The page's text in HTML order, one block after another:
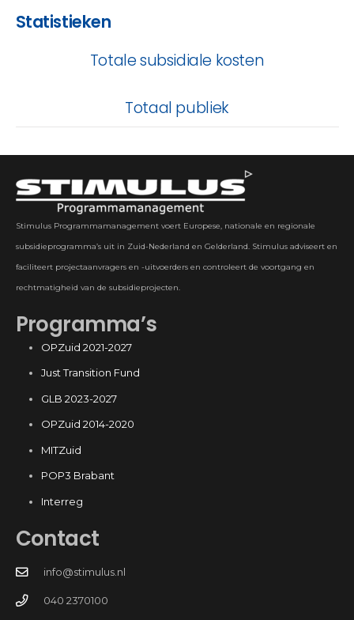
Statistieken
Totale subsidiale kosten
Totaal publiek
Stimulus Programmamanagement voert Europese, nationale en regionale
subsidieprogramma’s uit in Zuid-Nederland en Gelderland. Stimulus adviseert en
faciliteert projectaanvragers en -uitvoerders en controleert de voortgang en
rechtmatigheid van de subsidieprojecten.
Programma’s
OPZuid 2021-2027
Just Transition Fund
GLB 2023-2027
OPZuid 2014-2020
MITZuid
POP3 Brabant
Interreg
Contact
info@stimulus.nl
040 2370100